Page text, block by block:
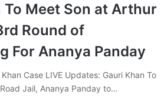
To Meet Son at Arthur
Round of
For Ananya Panday
Case LIVE Updates: Gauri Khan To
Jail, Ananya Panday to…